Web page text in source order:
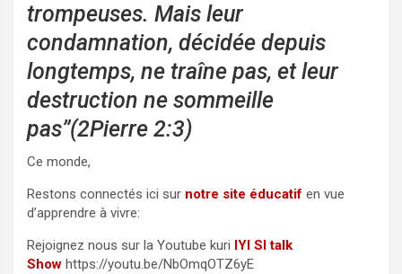
trompeuses. Mais leur
condamnation, décidée depuis
longtemps, ne traîne pas, et leur
destruction ne sommeille
pas”(2Pierre 2:3)
Ce monde,
Restons connectés ici sur notre site éducatif en vue
d’apprendre à vivre:
Rejoignez nous sur la Youtube kuri IYI SI talk
Show https://youtu.be/NbOmqOTZ6yE